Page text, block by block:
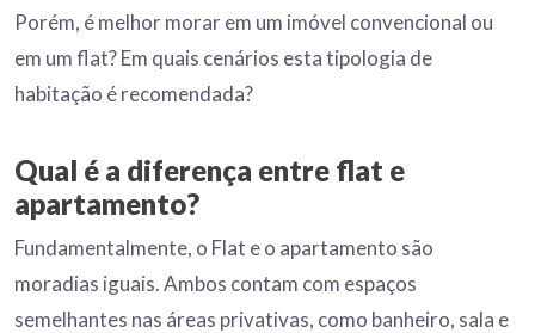
Porém, é melhor morar em um imóvel convencional ou
em um flat? Em quais cenários esta tipologia de
habitação é recomendada?
Qual é a diferença entre flat e
apartamento?
Fundamentalmente, o Flat e o apartamento são
moradias iguais. Ambos contam com espaços
semelhantes nas áreas privativas, como banheiro, sala e